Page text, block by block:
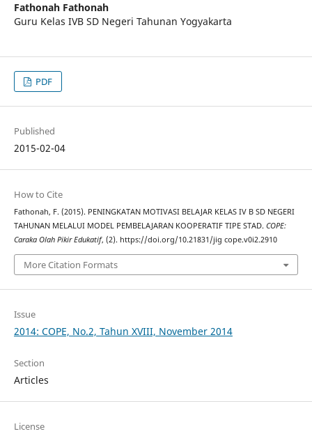
Fathonah Fathonah
Guru Kelas IVB SD Negeri Tahunan Yogyakarta
PDF
Published
2015-02-04
How to Cite
Fathonah, F. (2015). PENINGKATAN MOTIVASI BELAJAR KELAS IV B SD NEGERI
TAHUNAN MELALUI MODEL PEMBELAJARAN KOOPERATIF TIPE STAD. COPE:
Caraka Olah Pikir Edukatif, (2). https://doi.org/10.21831/jig cope.v0i2.2910
More Citation Formats
Issue
2014: COPE, No.2, Tahun XVIII, November 2014
Section
Articles
License